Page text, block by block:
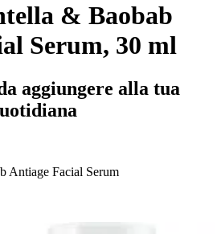
& Baobab
Serum, 30 ml
aggiungere alla tua
Antiage Facial Serum